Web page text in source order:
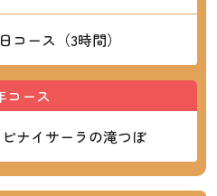
ース（3時間）
コース
ナイサーラの滝つぼ